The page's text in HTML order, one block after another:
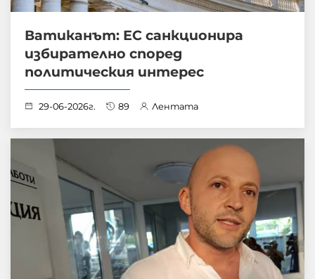
Ватиканът: ЕС санкционира
избирателно според
политическия интерес
29-06-2026г. 89 Лентата